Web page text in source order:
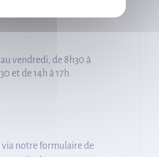
vendredi, de 8h30 à
et de 14h à 17h
via notre formulaire de